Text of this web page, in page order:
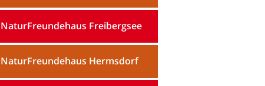
NaturFreundehaus Freibergsee
NaturFreundehaus Hermsdorf